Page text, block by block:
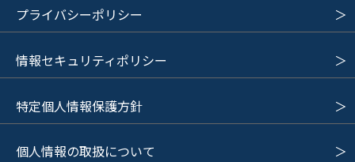
プライバシーポリシー
情報セキュリティポリシー
特定個人情報保護方針
個人情報の取扱について